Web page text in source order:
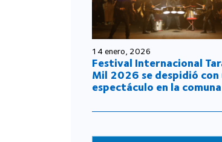
14 enero, 2026
Festival Internacional
Mil 2026 se despidió con
espectáculo en la